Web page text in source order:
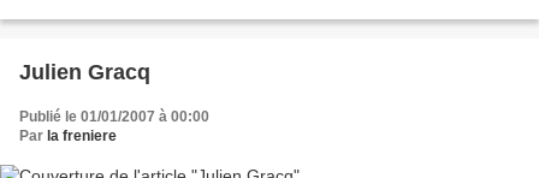
Julien Gracq
Publié le 01/01/2007 à 00:00
Par la freniere